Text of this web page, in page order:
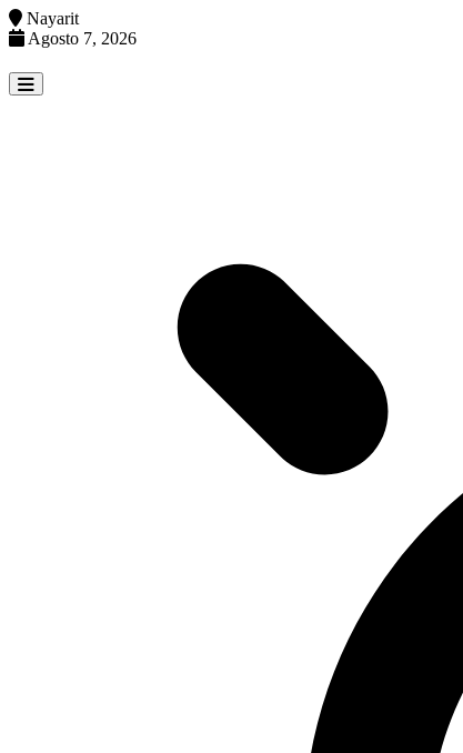
Nayarit
Agosto 7, 2026
to
content